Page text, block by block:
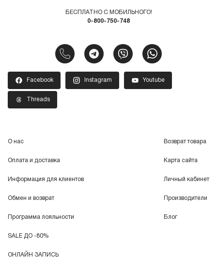
БЕСПЛАТНО С МОБИЛЬНОГО!
0-800-750-748
Facebook Instagram Youtube
Threads
О нас
Оплата и доставка
Информация для клиентов
Обмен и возврат
Программа лояльности
SALE ДО -80%
ОНЛАЙН ЗАПИСЬ
Возврат товара
Карта сайта
Личный кабинет
Производители
Блог